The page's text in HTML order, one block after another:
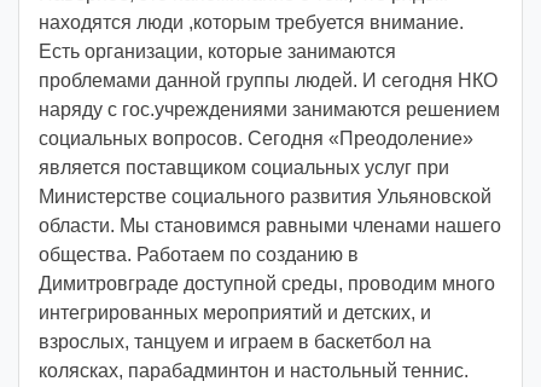
находятся люди ,которым требуется внимание.
Есть организации, которые занимаются
проблемами данной группы людей. И сегодня НКО
наряду с гос.учреждениями занимаются решением
социальных вопросов. Сегодня «Преодоление»
является поставщиком социальных услуг при
Министерстве социального развития Ульяновской
области. Мы становимся равными членами нашего
общества. Работаем по созданию в
Димитровграде доступной среды, проводим много
интегрированных мероприятий и детских, и
взрослых, танцуем и играем в баскетбол на
колясках, парабадминтон и настольный теннис.